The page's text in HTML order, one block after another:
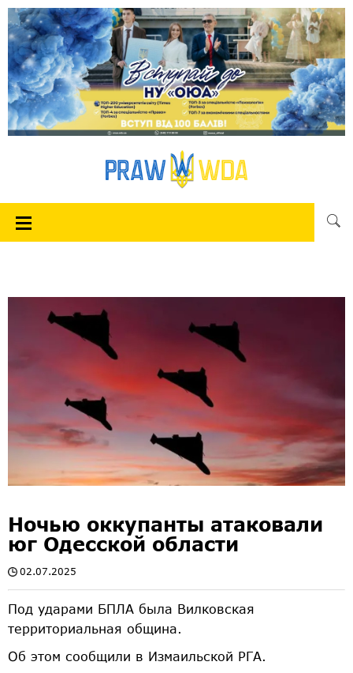
Ночью оккупанты атаковали
юг Одесской области
02.07.2025
Под ударами БПЛА была Вилковская
территориальная община.
Об этом сообщили в Измаильской РГА.